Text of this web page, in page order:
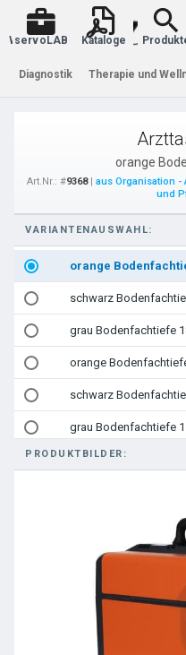
Warenkorb
servoLAB Kataloge
Diagnostik Therapie und
orange
Art.Nr.: #9368| aus Organisation -
und
VARIANTENAUSWAHL:
orange
schwarz
grau Bodenfachtiefe
orange
schwarz
grau Bodenfachtiefe
PRODUKTBILDER: